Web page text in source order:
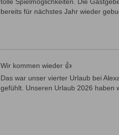
bereits für nächstes Jahr wieder
Wir kommen wieder 👍
Das war unser vierter Urlaub bei
gefühlt. Unseren Urlaub 2026 haben